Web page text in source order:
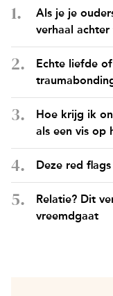
Als je je
verhaal
Echte liefde
Hoe krijg ik
als een vis op
Deze red
Relatie? Dit
vreemdgaat